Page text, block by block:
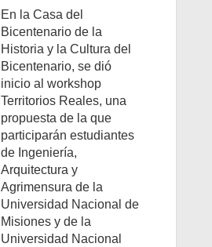
En la Casa del
Bicentenario de la
Historia y la Cultura del
Bicentenario, se dió
inicio al workshop
Territorios Reales, una
propuesta de la que
participarán estudiantes
de Ingeniería,
Arquitectura y
Agrimensura de la
Universidad Nacional de
Misiones y de la
Universidad Nacional